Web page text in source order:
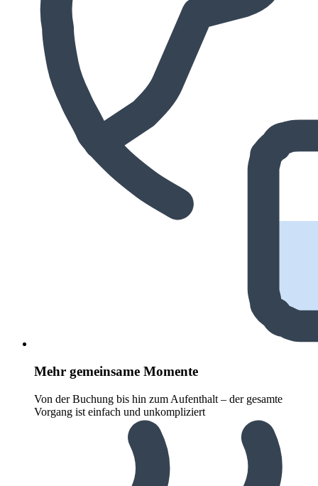
Mehr gemeinsame Momente
Von der Buchung bis hin zum Aufenthalt – der gesamte
Vorgang ist einfach und unkompliziert